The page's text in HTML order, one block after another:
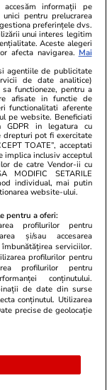
Locuri de muncă
Imobiliare.ro
Jobradar24
Imoradar24
Colecții Libertatea
821/25.09.2025.
minorilor.
rezervate
accesăm informații pe
pentru prelucrarea
preferințele dvs.
unui interes legitim
Aceste alegeri
afecta navigarea. Mai
agentiile de publicitate
de date analitice)
functioneze, pentru a
afisate in functie de
functionalitati aferente
pe website. Beneficiati
in legatura cu
drepturi pot fi exercitate
TOATE”, acceptati
implica inclusiv acceptul
de catre Vendor-ii cu
MODIFIC SETARILE
individual, mai putin
website-ului.
pentru a oferi:
profilurilor pentru
și/sau accesarea
serviciilor.
profilurilor pentru
profilurilor pentru
conținutului.
de date din surse
conținutul. Utilizarea
precise de geolocație